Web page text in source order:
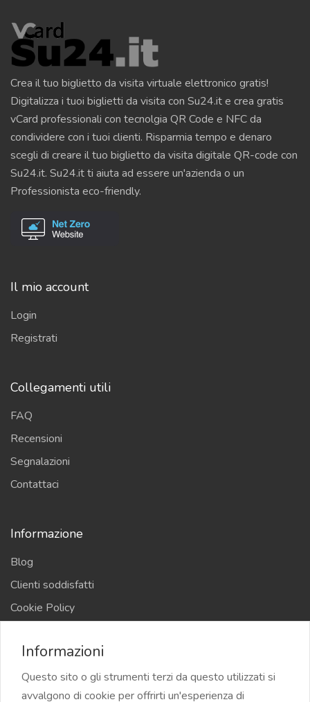
Crea il tuo biglietto da visita virtuale elettronico gratis!
Digitalizza i tuoi biglietti da visita con Su24.it e crea gratis
vCard professionali con tecnolgia QR Code e NFC da
condividere con i tuoi clienti. Risparmia tempo e denaro
scegli di creare il tuo biglietto da visita digitale QR-code con
Su24.it. Su24.it ti aiuta ad essere un'azienda o un
Professionista eco-friendly.
Il mio account
Login
Registrati
Collegamenti utili
FAQ
Recensioni
Segnalazioni
Contattaci
Informazione
Blog
Clienti soddisfatti
Cookie Policy
Termini e Condizioni
Informazioni
Questo sito o gli strumenti terzi da questo utilizzati si
avvalgono di cookie per offrirti un'esperienza di